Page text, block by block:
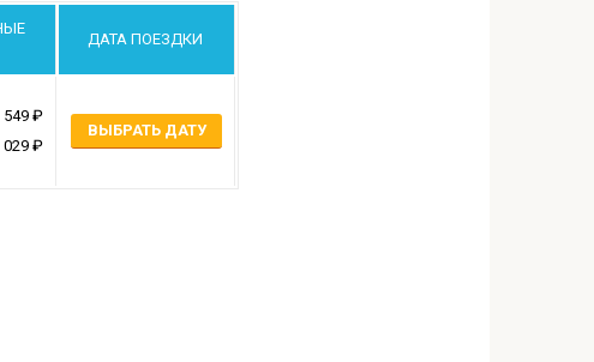
ДАТА ПОЕЗДКИ
549
029
ВЫБРАТЬ ДАТУ